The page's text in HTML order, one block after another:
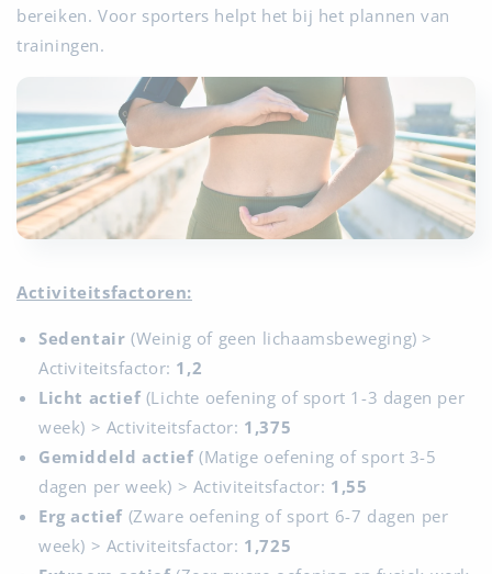
bereiken. Voor sporters helpt het bij het plannen van
trainingen.
Activiteitsfactoren:
Sedentair (Weinig of geen lichaamsbeweging) >
Activiteitsfactor: 1,2
Licht actief (Lichte oefening of sport 1-3 dagen per
week) > Activiteitsfactor: 1,375
Gemiddeld actief(Matige oefening of sport 3-5
dagen per week) > Activiteitsfactor: 1,55
Erg actief (Zware oefening of sport 6-7 dagen per
week) > Activiteitsfactor: 1,725